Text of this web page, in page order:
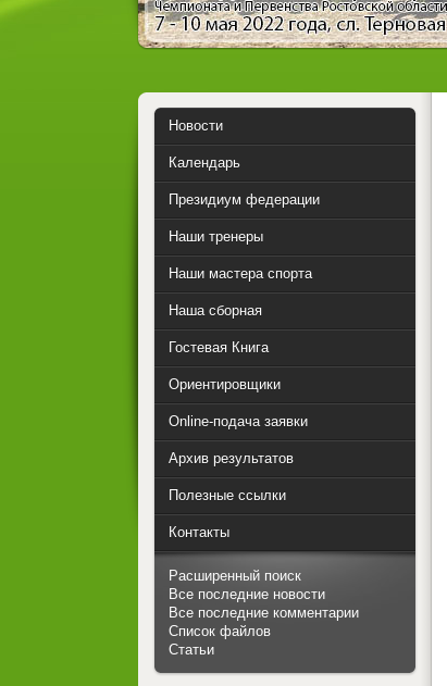
Новости
Календарь
Президиум федерации
Наши тренеры
Наши мастера спорта
Наша сборная
Гостевая Книга
Ориентировщики
Online-подача заявки
Архив результатов
Полезные ссылки
Контакты
Расширенный поиск
Все последние новости
Все последние комментарии
Список файлов
Статьи